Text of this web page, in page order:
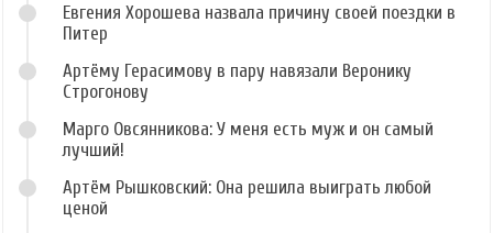
Евгения Хорошева назвала причину своей поездки в
Питер
Артёму Герасимову в пару навязали Веронику
Строгонову
Марго Овсянникова: У меня есть муж и он самый
лучший!
Артём Рышковский: Она решила выиграть любой
ценой